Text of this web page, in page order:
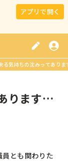
アプリで開く
る気持ちの沈みってあり
ります
とも関わりた